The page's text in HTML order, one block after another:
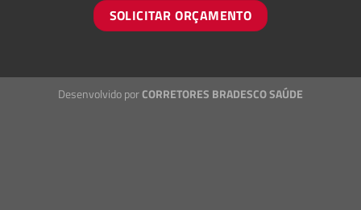
SOLICITAR ORÇAMENTO
Desenvolvido porCORRETORES BRADESCO SAÚDE